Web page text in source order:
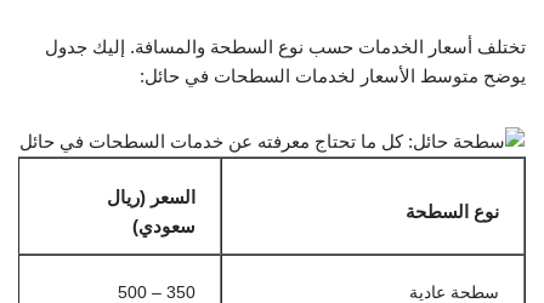
تختلف أسعار الخدمات حسب نوع السطحة والمسافة. إليك جدول
يوضح متوسط الأسعار لخدمات السطحات في حائل:
نوع السطحة
السعر (ريال
سعودي)
سطحة عادية 350 – 500